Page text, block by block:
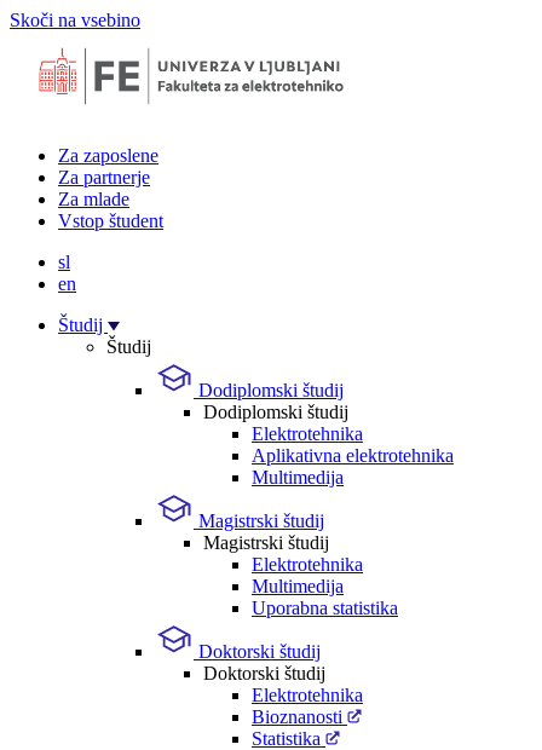
Skoči na vsebino
Za zaposlene
Za partnerje
Za mlade
Vstop študent
sl
en
Študij
Študij
Dodiplomski študij
Dodiplomski študij
Elektrotehnika
Aplikativna elektrotehnika
Multimedija
Magistrski študij
Magistrski študij
Elektrotehnika
Multimedija
Uporabna statistika
Doktorski študij
Doktorski študij
Elektrotehnika
Bioznanosti
Statistika